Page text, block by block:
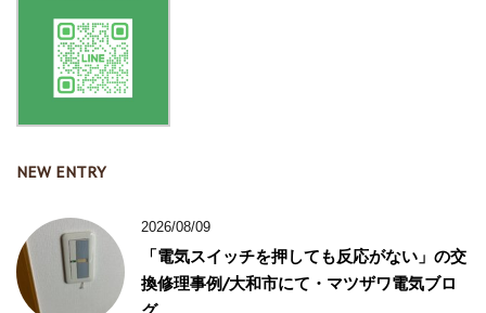
NEW ENTRY
2026/08/09
「電気スイッチを押しても反応がない」の交
換修理事例/大和市にて・マツザワ電気ブロ